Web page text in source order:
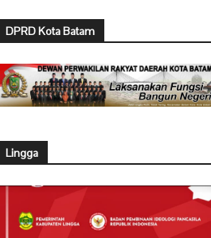
DPRD Kota Batam
Lingga